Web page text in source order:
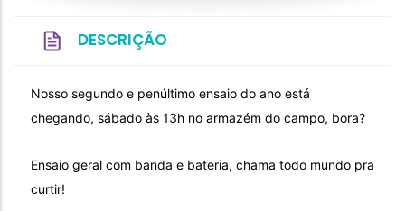
DESCRIÇÃO
Nosso segundo e penúltimo ensaio do ano está
chegando, sábado às 13h no armazém do campo, bora?
Ensaio geral com banda e bateria, chama todo mundo pra
curtir!